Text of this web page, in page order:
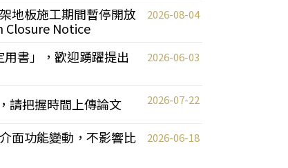
地板施工期間暫停開放
Closure Notice
2026-08-04
書」，歡迎踴躍提出
2026-06-03
請把握時間上傳論文 2026-07-22
面功能變動，不影響比
2026-06-18